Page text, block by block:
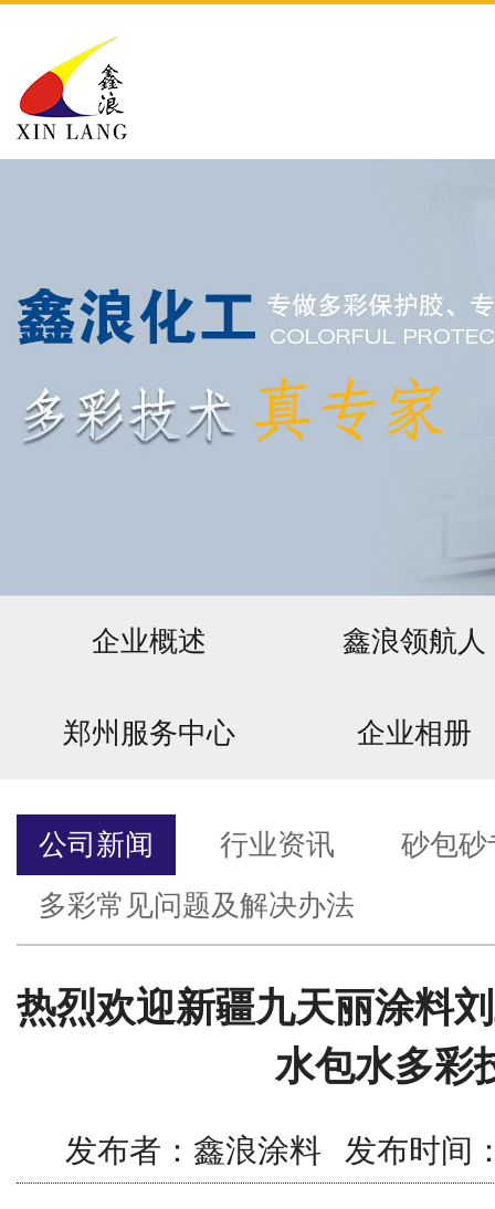
企业概述 鑫浪领航人
郑州服务中心 企业相册
公司新闻 行业资讯
砂包砂
多彩常见问题及解决办法
热烈欢迎新疆九天丽涂料
水包水多彩
发布者：鑫浪涂料 发布时间